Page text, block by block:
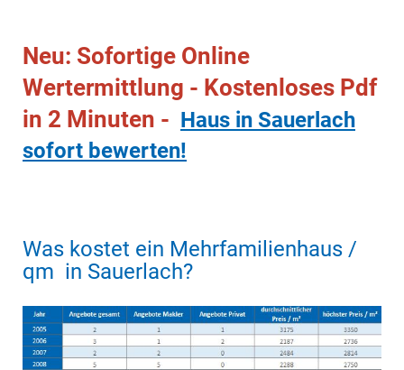
Neu: Sofortige Online
Wertermittlung - Kostenloses Pdf
in 2 Minuten - Haus in Sauerlach
sofort bewerten!
Was kostet ein Mehrfamilienhaus /
qm in Sauerlach?